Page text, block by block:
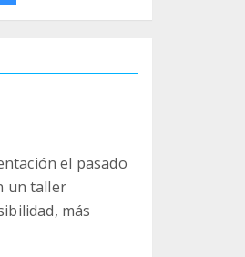
el pasado
un taller
más